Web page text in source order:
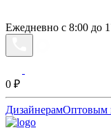
Ежедневно с 8:00 до
0 ₽
ДизайнерамОптовым